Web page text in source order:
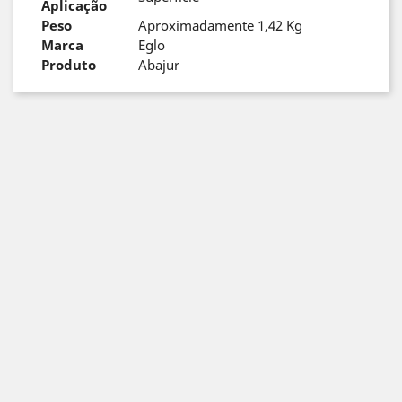
Aplicação
Peso
Aproximadamente 1,42 Kg
Marca
Eglo
Produto
Abajur